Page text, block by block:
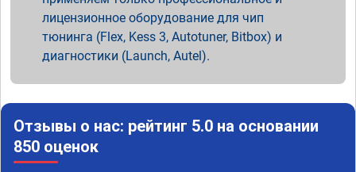
лицензионное оборудование для чип
тюнинга (Flex, Kess 3, Autotuner, Bitbox) и
диагностики (Launch, Autel).
Отзывы о нас: рейтинг 5.0 на основании
850 оценок